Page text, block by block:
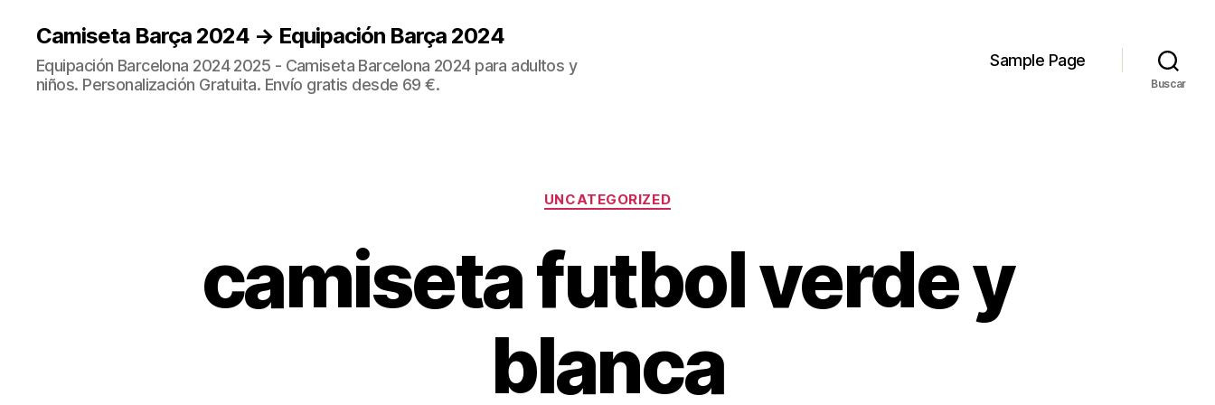
Camiseta Barça 2024 → Equipación Barça 2024
Equipación Barcelona 2024 2025 - Camiseta Barcelona 2024 para adultos y
niños. Personalización Gratuita. Envío gratis desde 69 €.
Sample Page
Buscar
Categorías
UNCATEGORIZED
camiseta futbol verde y
blanca